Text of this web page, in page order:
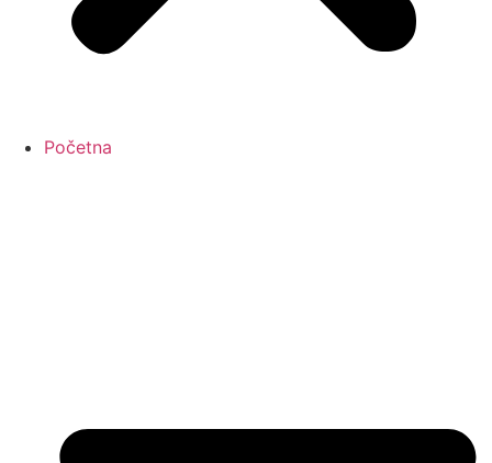
Početna